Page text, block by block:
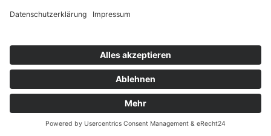
Cookie-Einstellungen